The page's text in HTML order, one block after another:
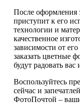
После оформления
приступит к его
технологии и
качественное
зависимости от
заказать цветные
будут радовать
Воспользуйтесь
сейчас и
ФотоПочтой –